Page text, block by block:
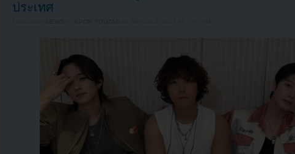
ประเทศ
NEWS KPOP YOUZAB